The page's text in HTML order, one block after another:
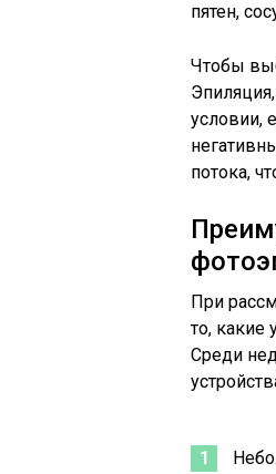
пятен,
Чтобы
условии,
потока,
При
то, какие
Среди